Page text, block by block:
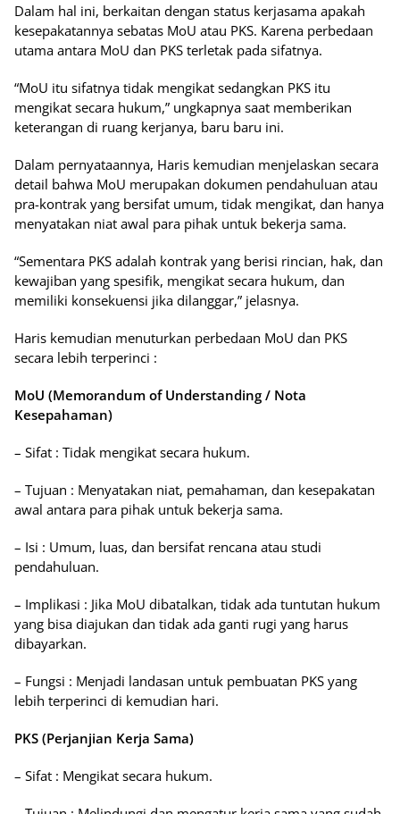
Dalam hal ini, berkaitan dengan status kerjasama apakah
kesepakatannya sebatas MoU atau PKS. Karena perbedaan
utama antara MoU dan PKS terletak pada sifatnya.
“MoU itu sifatnya tidak mengikat sedangkan PKS itu
mengikat secara hukum,” ungkapnya saat memberikan
keterangan di ruang kerjanya, baru baru ini.
Dalam pernyataannya, Haris kemudian menjelaskan secara
detail bahwa MoU merupakan dokumen pendahuluan atau
pra-kontrak yang bersifat umum, tidak mengikat, dan hanya
menyatakan niat awal para pihak untuk bekerja sama.
“Sementara PKS adalah kontrak yang berisi rincian, hak, dan
kewajiban yang spesifik, mengikat secara hukum, dan
memiliki konsekuensi jika dilanggar,” jelasnya.
Haris kemudian menuturkan perbedaan MoU dan PKS
secara lebih terperinci :
MoU (Memorandum of Understanding / Nota
Kesepahaman)
– Sifat : Tidak mengikat secara hukum.
– Tujuan : Menyatakan niat, pemahaman, dan kesepakatan
awal antara para pihak untuk bekerja sama.
– Isi : Umum, luas, dan bersifat rencana atau studi
pendahuluan.
– Implikasi : Jika MoU dibatalkan, tidak ada tuntutan hukum
yang bisa diajukan dan tidak ada ganti rugi yang harus
dibayarkan.
– Fungsi : Menjadi landasan untuk pembuatan PKS yang
lebih terperinci di kemudian hari.
PKS (Perjanjian Kerja Sama)
– Sifat : Mengikat secara hukum.